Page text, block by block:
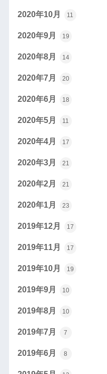
2020年10月 11
2020年9月 19
2020年8月 14
2020年7月 20
2020年6月 18
2020年5月 11
2020年4月 17
2020年3月 21
2020年2月 21
2020年1月 23
2019年12月 17
2019年11月 17
2019年10月 19
2019年9月 10
2019年8月 10
2019年7月 7
2019年6月 8